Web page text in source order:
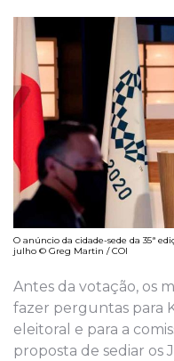
O anúncio da cidade-sede da 35ª
julho © Greg Martin / COI
Antes da votação, os
fazer perguntas para
eleitoral e para a
proposta de sediar os